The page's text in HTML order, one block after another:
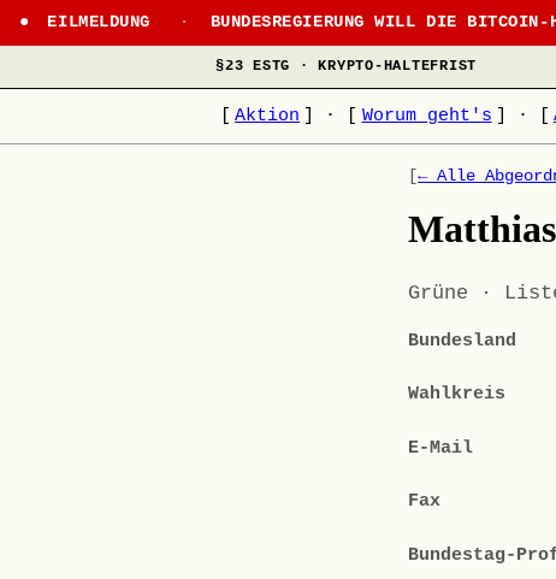
EILMELDUNG · BUNDESREGIERUNG WILL DIE
§23 ESTG · KRYPTO-HALTEFRIST
Aktion · Worum geht's ·
[← Alle
Grüne ·
Bundesland
Wahlkreis
E-Mail
Fax
Bundestag-